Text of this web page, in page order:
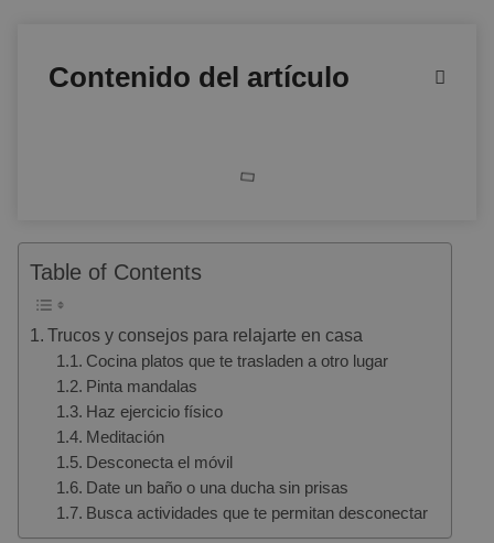
Contenido del artículo
Table of Contents
Trucos y consejos para relajarte en casa
Cocina platos que te trasladen a otro lugar
Pinta mandalas
Haz ejercicio físico
Meditación
Desconecta el móvil
Date un baño o una ducha sin prisas
Busca actividades que te permitan desconectar